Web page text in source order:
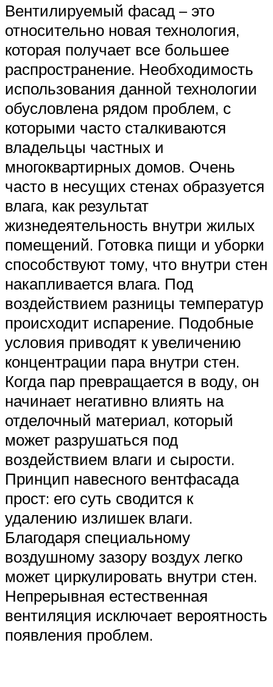
Вентилируемый фасад – это
относительно новая технология,
которая получает все большее
распространение. Необходимость
использования данной технологии
обусловлена рядом проблем, с
которыми часто сталкиваются
владельцы частных и
многоквартирных домов. Очень
часто в несущих стенах образуется
влага, как результат
жизнедеятельность внутри жилых
помещений. Готовка пищи и уборки
способствуют тому, что внутри стен
накапливается влага. Под
воздействием разницы температур
происходит испарение. Подобные
условия приводят к увеличению
концентрации пара внутри стен.
Когда пар превращается в воду, он
начинает негативно влиять на
отделочный материал, который
может разрушаться под
воздействием влаги и сырости.
Принцип навесного вентфасада
прост: его суть сводится к
удалению излишек влаги.
Благодаря специальному
воздушному зазору воздух легко
может циркулировать внутри стен.
Непрерывная естественная
вентиляция исключает вероятность
появления проблем.